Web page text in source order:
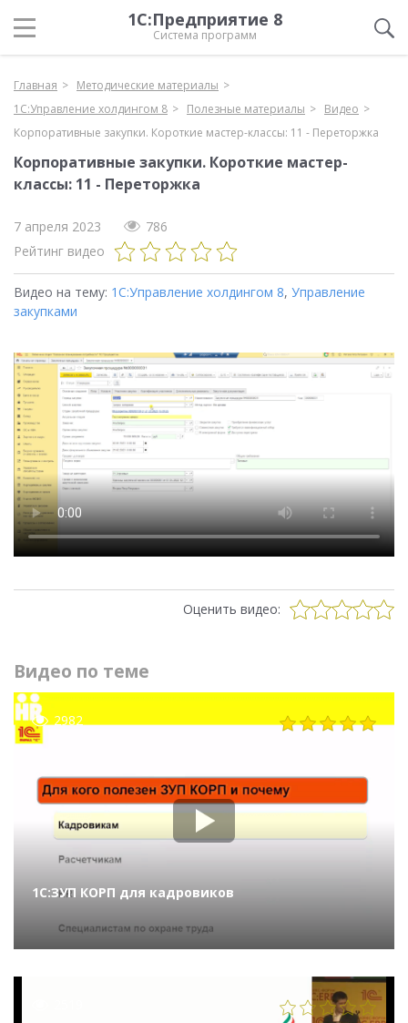
1С:Предприятие 8
Система программ
Главная
Методические материалы
1С:Управление холдингом 8
Полезные материалы
Видео
Корпоративные закупки. Короткие мастер-классы: 11 - Переторжка
Корпоративные закупки. Короткие мастер-
классы: 11 - Переторжка
7 апреля 2023
786
Рейтинг видео
Видео на тему: 1С:Управление холдингом 8, Управление
закупками
Оценить видео:
Видео по теме
2982
1С:ЗУП КОРП для кадровиков